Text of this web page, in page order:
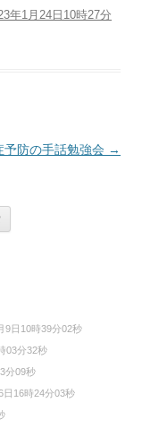
年1月24日10時27分
予防の手話勉強会 →
9日10時39分02秒
03分32秒
分09秒
日16時24分03秒